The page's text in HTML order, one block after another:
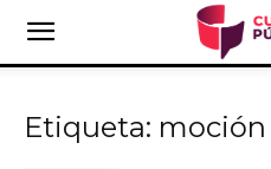
Etiqueta: moción